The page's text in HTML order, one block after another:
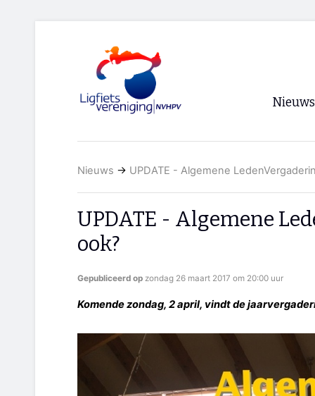
Nieuws
Nieuws → UPDATE - Algemene
UPDATE - Algemene
ook?
Gepubliceerd op zondag 26 maart 2017 om 20:00 uur
Komende zondag, 2 april, vindt de